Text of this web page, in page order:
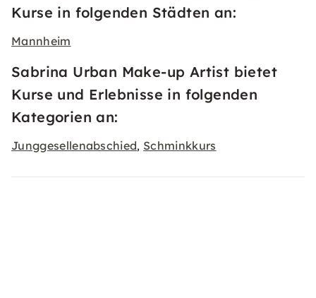
Kurse in folgenden Städten an:
Mannheim
Sabrina Urban Make-up Artist bietet
Kurse und Erlebnisse in folgenden
Kategorien an:
Junggesellenabschied, Schminkkurs